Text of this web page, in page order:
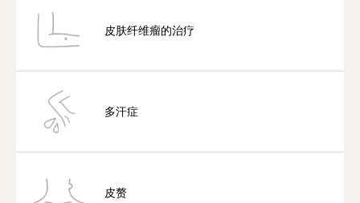
皮肤纤维瘤的治疗
多汗症
皮赘